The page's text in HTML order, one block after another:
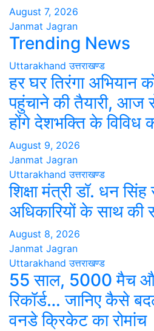
August 7, 2026
Janmat Jagran
Trending News
Uttarakhand उत्तराखण्ड
हर घर तिरंगा
पहुंचाने की तैयारी,
होंगे देशभक्ति के विविध
August 9, 2026
Janmat Jagran
Uttarakhand उत्तराखण्ड
शिक्षा मंत्री डॉ. धन सिंह
अधिकारियों के साथ की
August 8, 2026
Janmat Jagran
Uttarakhand उत्तराखण्ड
55 साल, 5000 मैच
रिकॉर्ड… जानिए कैसे
वनडे क्रिकेट का रोमांच